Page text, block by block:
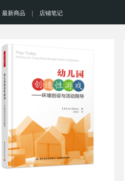
最新商品 店铺笔记